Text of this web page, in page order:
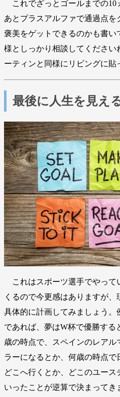
これでざっとゴールまでの10
あとプラスアルファで通過点
褒美をゲットできるのかも書
様としっかり相談してくださ
ーティンと同様にリビングに貼
最後に人生を見え
これはスポーツ選手でやって
くるので今更感はありますが
具体的に計画してみましょう
であれば、夢はW杯で優勝す
歳の時点で、スペインのレアル
ラーになるとか、何歳の時点
どこへ行くとか、どこのユース
いったことが逆算で決まって